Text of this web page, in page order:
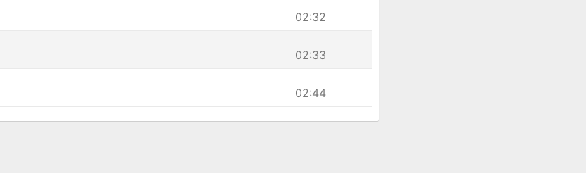
02:32
02:33
02:44